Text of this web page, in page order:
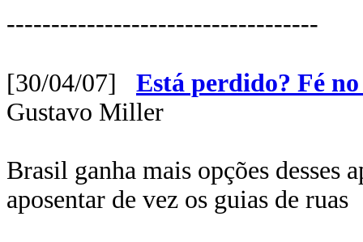
-----------------------------------
[30/04/07] Está perdido? Fé
Gustavo Miller
Brasil ganha mais opções desses
aposentar de vez os guias de ruas